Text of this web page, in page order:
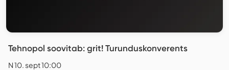
Tehnopol soovitab: grit! Turunduskonverents
N 10. sept 10:00